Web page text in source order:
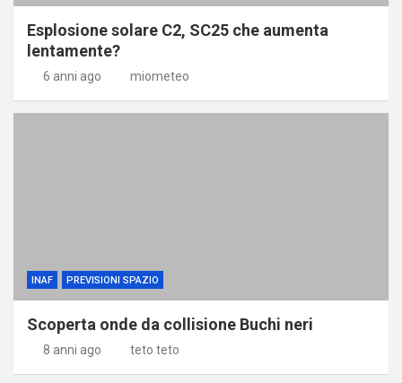
Esplosione solare C2, SC25 che aumenta
lentamente?
6 anni ago miometeo
INAF PREVISIONI SPAZIO
Scoperta onde da collisione Buchi neri
8 anni ago teto teto